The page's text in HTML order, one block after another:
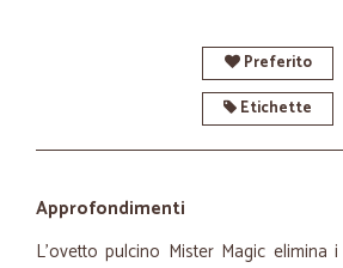
Preferito
Etichette
Approfondimenti
L'ovetto pulcino Mister Magic elimina